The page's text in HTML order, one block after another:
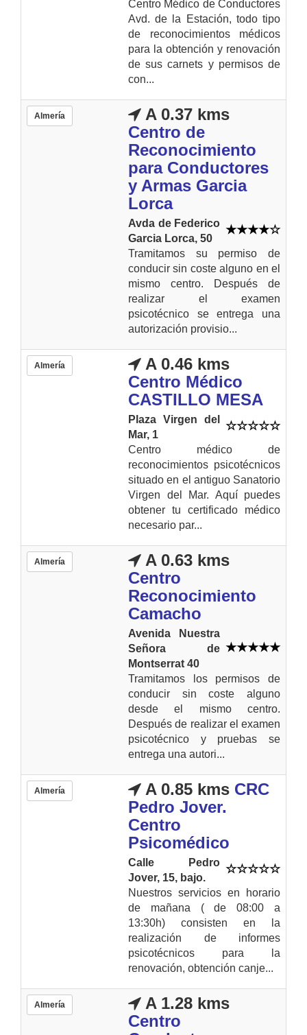
Centro Médico de Conductores
Avd. de la Estación, todo tipo
de reconocimientos médicos
para la obtención y renovación
de sus carnets y permisos de
con...
Almería
A 0.37 kms
Centro de
Reconocimiento
para Conductores
y Armas Garcia
Lorca
Avda de Federico
Garcia Lorca, 50
Tramitamos su permiso de
conducir sin coste alguno en el
mismo centro. Después de
realizar el examen
psicotécnico se entrega una
autorización provisio...
Almería
A 0.46 kms
Centro Médico
CASTILLO MESA
Plaza Virgen del
Mar, 1
Centro médico de
reconocimientos psicotécnicos
situado en el antiguo Sanatorio
Virgen del Mar. Aquí puedes
obtener tu certificado médico
necesario par...
Almería
A 0.63 kms
Centro
Reconocimiento
Camacho
Avenida Nuestra
Señora de
Montserrat 40
Tramitamos los permisos de
conducir sin coste alguno
desde el mismo centro.
Después de realizar el examen
psicotécnico y pruebas se
entrega una autori...
Almería A 0.85 kms CRC
Pedro Jover.
Centro
Psicomédico
Calle Pedro
Jover, 15, bajo.
Nuestros servicios en horario
de mañana ( de 08:00 a
13:30h) consisten en la
realización de informes
psicotécnicos para la
renovación, obtención canje...
Almería
A 1.28 kms
Centro